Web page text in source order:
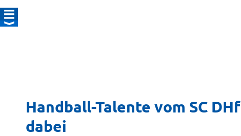
Handball-Talente vom SC
dabei